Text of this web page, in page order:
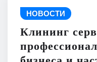
НОВОСТИ
Клининг